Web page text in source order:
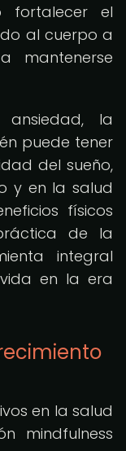
fortalecer el
al cuerpo a
mantenerse
la
puede tener
del sueño,
y en la salud
físicos
de la
integral
en la era
en la salud
mindfulness